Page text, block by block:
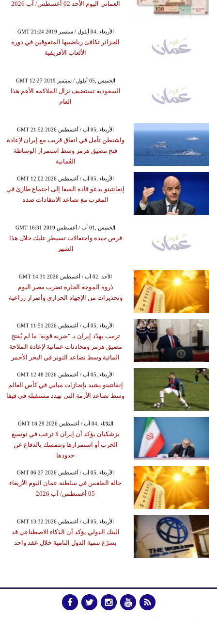
العماني اليوم الأحد 02 أغسطس/ آب 2026
GMT 21:24 2019 الأربعاء ,04 أيلول / سبتمبر
الجزائر تكافئ رياضييها المتفوقين في دورة
الألعاب الأفريقية
GMT 12:27 2019 الخميس ,05 أيلول / سبتمبر
السعودية تستضيف نزال الملاكمة الأهم هذا
العام
GMT 21:52 2026 الأربعاء ,05 آب / أغسطس
واشنطن تأمل في اتفاق قريب مع إيران لإعادة
فتح مضيق هرمز وسط استمرار الوساطة
العُمانية
GMT 12:02 2026 الأربعاء ,05 آب / أغسطس
إنفانتينو يدعو قادة الفيفا إلى اجتماع طارئ في
المغرب مع تصاعد الانتقادات ضده
GMT 16:31 2019 الخميس ,01 آب / أغسطس
فرص جيدة واحتفالات تسيطر عليك خلال هذا
الشهر
GMT 14:31 2026 الأحد ,02 آب / أغسطس
ذروة الموجة الحارة تضرب مصر اليوم
وتحذيرات من الإجهاد الحراري وأضرار زراعية
GMT 11:51 2026 الأربعاء ,05 آب / أغسطس
ترمب يهدّد إيران بـ "ضربة قوية" ما لم يُفتح
مضيق هرمز ومحادثات عمانية لإعادة الملاحة
المائية وسط تصاعد التوتر في البحر الأحمر
GMT 12:48 2026 الأربعاء ,05 آب / أغسطس
إنفانتينو يشيد بإنجازات مبابي في كأس العالم
وسط تصاعد الأزمة التي تهدد مستقبله في فيفا
GMT 18:29 2026 الثلاثاء ,04 آب / أغسطس
بزشكيان يؤكد أن إيران لا ترغب في توسيع
الحرب أو استمرارها وتتمسك بالدفاع عن
حدودها
GMT 06:27 2026 الأربعاء ,05 آب / أغسطس
حالة الطقس في سلطنة عمان اليوم الأربعاء
05 أغسطس/ آب 2026
GMT 13:32 2026 الأربعاء ,05 آب / أغسطس
البنك الدولي يؤكد أن الذكاء الاصطناعي قد
يسرّع تنمية الدول النامية خلال عقد واحد